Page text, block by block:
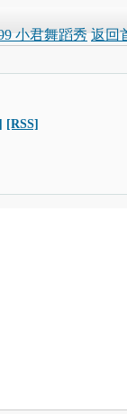
小君舞蹈秀 返回
[RSS]